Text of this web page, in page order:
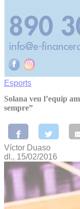
Esports
Solana veu l’equip
sempre”
Víctor Duaso
dl., 15/02/2016